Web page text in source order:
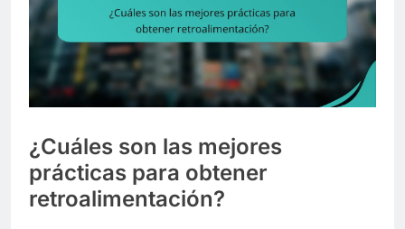
¿Cuáles son las mejores
prácticas para obtener
retroalimentación?